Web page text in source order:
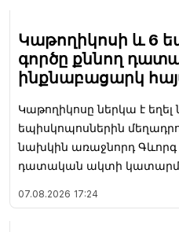
Կաթողիկոսի և 6
գործը քննող
ինքնաբացարկ
Կաթողիկոսը ներկա է
եպիսկոպոսներին
նախկին առաջնորդ Գևորգ
դատական ակտի
07.08.2026 17:24